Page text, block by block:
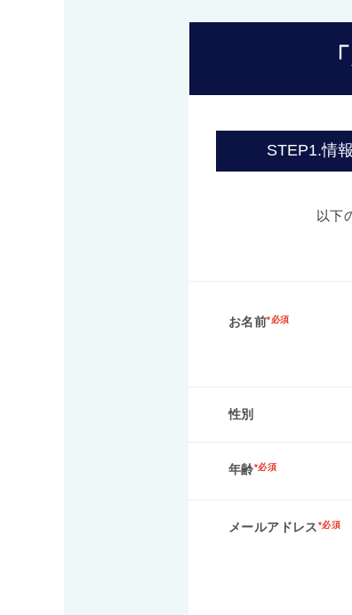
STEP1.情
以下
お名前*必須
性別
年齢*必須
メールアドレス*必須